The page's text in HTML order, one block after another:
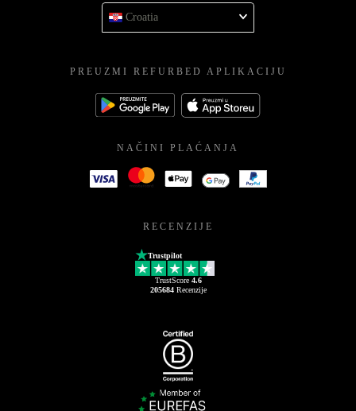
Croatia
PREUZMI REFURBED APLIKACIJU
NAČINI PLAĆANJA
RECENZIJE
Trustpilot
TrustScore 4.6
205684Recenzije